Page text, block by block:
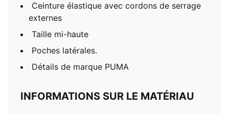
Ceinture élastique avec cordons de serrage
externes
Taille mi-haute
Poches latérales.
Détails de marque PUMA
INFORMATIONS SUR LE MATÉRIAU